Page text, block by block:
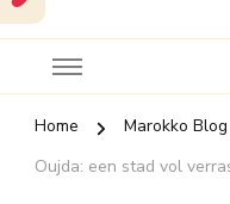
Home Marokko Blog
Oujda: een stad vol